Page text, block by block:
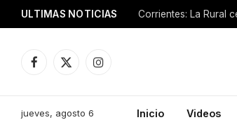
ULTIMAS NOTICIAS
Facebook
X
Instagram
jueves, agosto 6 Inicio Videos